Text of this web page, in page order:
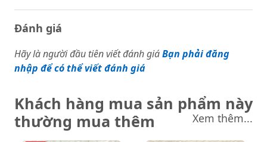
Đánh giá
Hãy là người đầu tiên viết đánh giáBạn phải đăng
nhập để có thể viết đánh giá
Khách hàng mua sản phẩm này
thường mua thêm
Xem thêm...